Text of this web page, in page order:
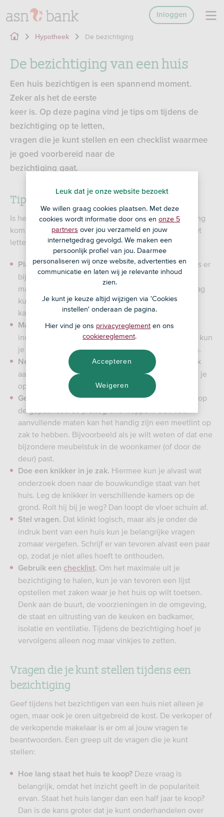
Inloggen
Hypotheek De bezichtiging
De bezichtiging van een huis
Een huis bezichtigen is een spannend moment.
Zeker als het de eerste
keer is. Op deze pagina vind je tips om tijdens de
bezichtiging op te letten,
vragen die je kunt stellen en een checklist waarmee
je goed voorbereid naar de
bezichtiging gaat.
Tips voor de bezichtiging
Is het huis net als op de foto’s? Tijdens een bezichtiging
kom je erachter. Met onze tips weet je waar je op moet
letten als je je potentiële nieuwe huis gaat bekijken.
Plan de bezichtiging overdag.Zo zie je hoe het huis er
bij daglicht uitziet. Dan zie je details en eventuele
mankementen, zoals vochtvlekken, beter. En overdag
kun je zien hoe de zon staat en of (en hoe) hij de
kamers in schijnt.
Maak foto’s . Tijdens een bezichtiging krijg je veel
indrukken. Om te voorkomen dat je details vergeet, kun
je foto’s maken om later nog eens rustig te bekijken.
Neem pen en papier mee.Behalve foto’s kun je ook
aantekeningen maken. Bijvoorbeeld van dingen die je
opvallen of die de makelaar vertelt.
Gebruik een meetlint.Zo controleer je of de maten op
de gepubliceerde plattegrond kloppen. Ook voor
aanvullende maten kan het handig zijn een meetlint op
zak te hebben. Bijvoorbeeld als je wilt weten of dat ene
bijzondere meubelstuk in de woonkamer (of door de
deur) past.
Doe een knikker in je zak. Hiermee kun je alvast wat
onderzoek doen naar de bouwkundige staat van het
huis. Leg de knikker in verschillende kamers op de
grond. Rolt hij bij je weg? Dan loopt de vloer schuin af.
Stel vragen. Dat klinkt logisch, maar als je onder de
indruk bent van een huis kun je belangrijke vragen
zomaar vergeten. Schrijf er van tevoren alvast een paar
op, zodat je niet alles hoeft te onthouden.
Gebruik een checklist. Om het maximale uit je
bezichtiging te halen, kun je van tevoren een lijst
opstellen met zaken waar je het huis op wilt toetsen.
Denk aan de buurt, de voorzieningen in de omgeving,
de staat en uitrusting van de keuken en badkamer,
isolatie en ventilatie. Tijdens de bezichtiging hoef je
vervolgens alleen nog maar vinkjes te zetten.
Vragen die je kunt stellen tijdens een
bezichtiging
Geef tijdens het bezichtigen van een huis niet alleen je
ogen, maar ook je oren uitgebreid de kost. De verkoper of
de verkopende makelaar is er om al jouw vragen te
beantwoorden. Een greep uit de vragen die je kunt
stellen:
Hoe lang staat het huis te koop? Deze vraag is
belangrijk, omdat het inzicht geeft in de populariteit
ervan. Staat het huis langer dan een half jaar te koop?
Dan is de kans groter dat je kunt onderhandelen over
Leuk dat je onze website bezoekt
We willen graag cookies plaatsen. Met deze
cookies wordt informatie door ons en onze 5
partners over jou verzameld en jouw
internetgedrag gevolgd. We maken een
persoonlijk profiel van jou. Daarmee
personaliseren wij onze website, advertenties en
communicatie en laten wij je relevante inhoud
zien.
Je kunt je keuze altijd wijzigen via 'Cookies
instellen' onderaan de pagina.
Hier vind je ons privacyreglement en ons
cookiereglement.
Weigeren
Accepteren